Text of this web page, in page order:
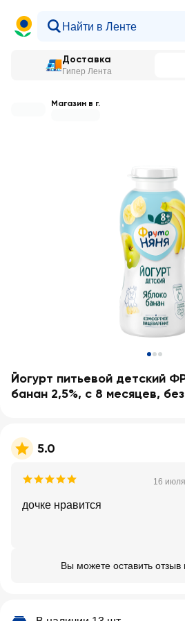
Доставка
Гипер Лента
Магазин в г.
Йогурт питьевой детский
банан 2,5%, с 8 месяцев,
5.0
16
дочке нравится
Вы можете оставить отзыв